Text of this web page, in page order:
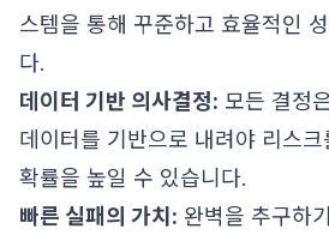
스템을 통해 꾸준하고 효율적인
다.
데이터 기반 의사결정: 모든 결정
데이터를 기반으로 내려야 리스
확률을 높일 수 있습니다.
빠른 실패의 가치: 완벽을 추구하